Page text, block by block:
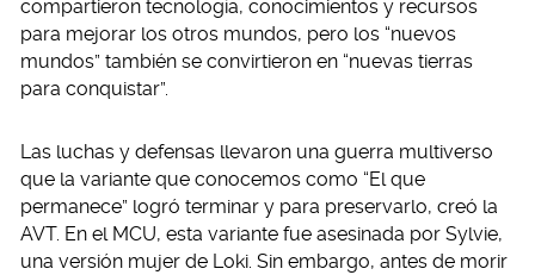
compartieron tecnología, conocimientos y recursos
para mejorar los otros mundos, pero los “nuevos
mundos” también se convirtieron en “nuevas tierras
para conquistar”.
Las luchas y defensas llevaron una guerra multiverso
que la variante que conocemos como “El que
permanece” logró terminar y para preservarlo, creó la
AVT. En el MCU, esta variante fue asesinada por Sylvie,
una versión mujer de Loki. Sin embargo, antes de morir